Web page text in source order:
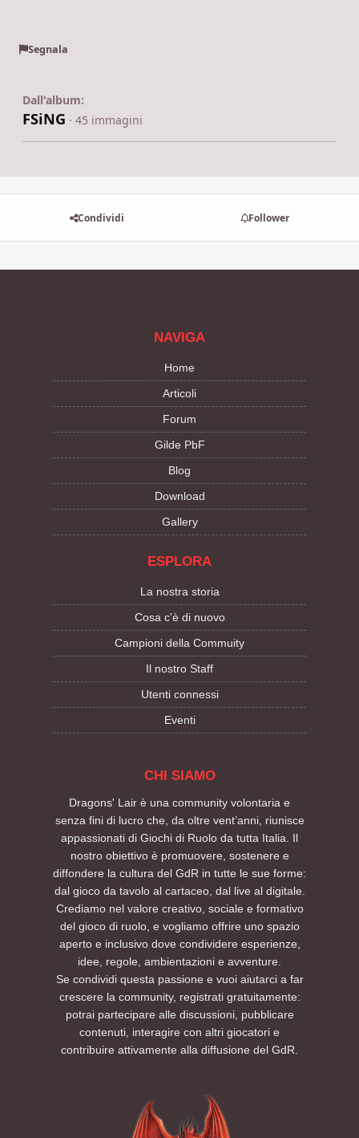
Segnala
Dall'album:
FSiNG · 45 immagini
Condividi Follower
NAVIGA
Home
Articoli
Forum
Gilde PbF
Blog
Download
Gallery
ESPLORA
La nostra storia
Cosa c'è di nuovo
Campioni della Commuity
Il nostro Staff
Utenti connessi
Eventi
CHI SIAMO
Dragons' Lair è una community volontaria e
senza fini di lucro che, da oltre vent’anni, riunisce
appassionati di Giochi di Ruolo da tutta Italia. Il
nostro obiettivo è promuovere, sostenere e
diffondere la cultura del GdR in tutte le sue forme:
dal gioco da tavolo al cartaceo, dal live al digitale.
Crediamo nel valore creativo, sociale e formativo
del gioco di ruolo, e vogliamo offrire uno spazio
aperto e inclusivo dove condividere esperienze,
idee, regole, ambientazioni e avventure.
Se condividi questa passione e vuoi aiutarci a far
crescere la community, registrati gratuitamente:
potrai partecipare alle discussioni, pubblicare
contenuti, interagire con altri giocatori e
contribuire attivamente alla diffusione del GdR.